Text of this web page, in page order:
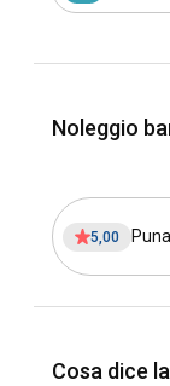
Noleggio
5,00
Cosa dice